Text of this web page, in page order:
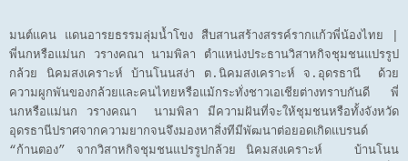
มนต์แคน แดนอารยธรรมลุ่มน้ำโขง สืบสานสร้างสรรค์รากแก้วพี่น้องไทย |
พี่นกหรือแม่นก วรางคณา นามพิลา ตำแหน่งประธานวิสาหกิจชุมชนแปรรูป
กล้วย นิคมสงเคราะห์ บ้านโนนสง่า ต.นิคมสงเคราะห์ จ.อุดรธานี ด้วย
ความผูกพันของกล้วยและคนไทยหรือแม้กระทั่งชาวเอเชียต่างทราบกันดี พี่
นกหรือแม่นก วรางคณา นามพิลา มีความฝันที่จะให้ชุมชนหรือทั้งจังหวัด
อุดรธานีปราศจากความยากจนจึงมองหาสิ่งทีมีพัฒนาต่อยอดเกิดแบรนด์
“ก้านตอง” จากวิสาหกิจชุมชนแปรรูปกล้วย นิคมสงเคราะห์ บ้านโนน